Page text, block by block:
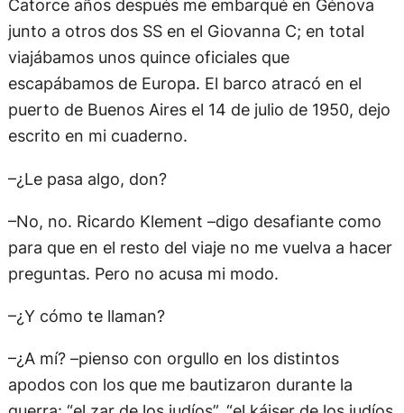
Catorce años después me embarqué en Génova
junto a otros dos SS en el Giovanna C; en total
viajábamos unos quince oficiales que
escapábamos de Europa. El barco atracó en el
puerto de Buenos Aires el 14 de julio de 1950, dejo
escrito en mi cuaderno.
–¿Le pasa algo, don?
–No, no. Ricardo Klement –digo desafiante como
para que en el resto del viaje no me vuelva a hacer
preguntas. Pero no acusa mi modo.
–¿Y cómo te llaman?
–¿A mí? –pienso con orgullo en los distintos
apodos con los que me bautizaron durante la